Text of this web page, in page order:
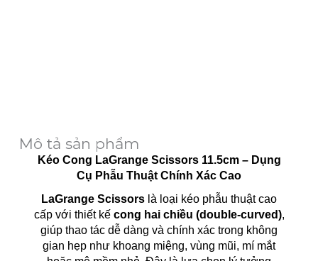
Mô tả sản phẩm
Kéo Cong LaGrange Scissors 11.5cm – Dụng
Cụ Phẫu Thuật Chính Xác Cao
LaGrange Scissors là loại kéo phẫu thuật cao
cấp với thiết kế cong hai chiều (double-curved),
giúp thao tác dễ dàng và chính xác trong không
gian hẹp như khoang miệng, vùng mũi, mí mắt